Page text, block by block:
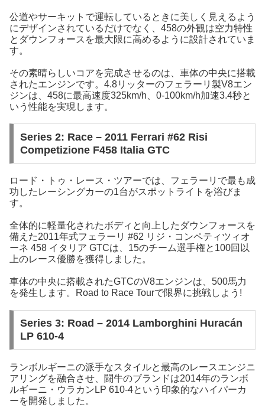
公道やサーキットで運転しているときに美しく見えるよう
にデザインされているだけでなく、458の外観は空力特性
とダウンフォースを最大限に高めるように設計されていま
す。
その素晴らしいコアを完成させるのは、車体の中央に搭載
されたエンジンです。4.8リッターのフェラーリ製V8エン
ジンは、458に最高速度325km/h、0-100km/h加速3.4秒と
いう性能を実現します。
Series 2: Race – 2011 Ferrari #62 Risi
Competizione F458 Italia GTC
ロード・トゥ・レース・ツアーでは、フェラーリで最も成
功したレーシングカーの1台がスポットライトを浴びま
す。
全体的に軽量化されたボディと向上したダウンフォースを
備えた2011年式フェラーリ #62 リジ・コンペティツィオ
ーネ 458 イタリア GTCは、15のチーム選手権と100回以
上のレース優勝を獲得しました。
車体の中央に搭載されたGTCのV8エンジンは、500馬力
を発生します。Road to Race Tourで限界に挑戦しよう!
Series 3: Road – 2014 Lamborghini Huracán
LP 610-4
ランボルギーニの派手なスタイルと最高のレースエンジニ
アリングを融合させ、闘牛のブランドは2014年のランボ
ルギーニ・ウラカンLP 610-4という印象的なハイパーカ
ーを開発しました。